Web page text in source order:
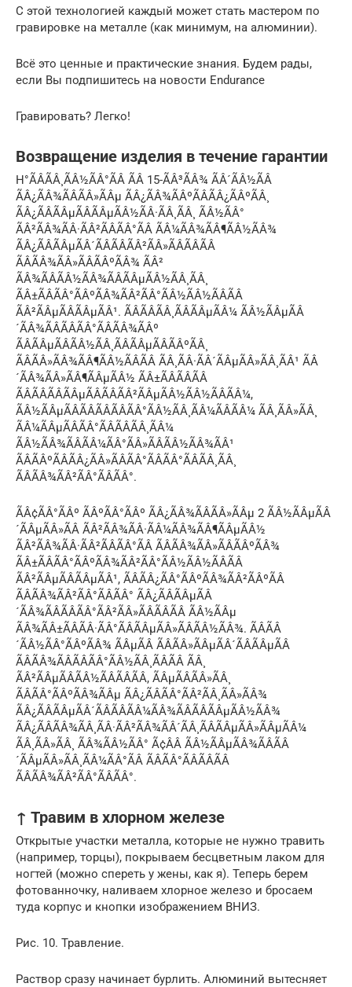
С этой технологией каждый может стать мастером по
гравировке на металле (как минимум, на алюминии).
Всё это ценные и практические знания. Будем рады,
если Вы подпишитесь на новости Endurance
Гравировать? Легко!
Возвращение изделия в течение гарантии
Н°ÃÂÃÂ¸ÃÂ½ÃÂ°ÃÂ ÃÂ 15-ÃÂ³ÃÂ¾ ÃÂ´ÃÂ½ÃÂ
ÃÂ¿ÃÂ¾ÃÂÃÂ»ÃÂµ ÃÂ¿ÃÂ¾ÃÂºÃÂÃÂ¿ÃÂºÃÂ¸
ÃÂ¿ÃÂÃÂµÃÂÃÂµÃÂ½ÃÂ·ÃÂ¸ÃÂ¸ ÃÂ½ÃÂ°
ÃÂ²ÃÂ¾ÃÂ·ÃÂ²ÃÂÃÂ°ÃÂ ÃÂ¼ÃÂ¾ÃÂ¶ÃÂ½ÃÂ¾
ÃÂ¿ÃÂÃÂµÃÂ´ÃÂÃÂÃÂ²ÃÂ»ÃÂÃÂÃÂ
ÃÂÃÂ¾ÃÂ»ÃÂÃÂºÃÂ¾ ÃÂ²
ÃÂ¾ÃÂÃÂ½ÃÂ¾ÃÂÃÂµÃÂ½ÃÂ¸ÃÂ¸
ÃÂ±ÃÂÃÂ°ÃÂºÃÂ¾ÃÂ²ÃÂ°ÃÂ½ÃÂ½ÃÂÃÂ
ÃÂ²ÃÂµÃÂÃÂµÃÂ¹. ÃÂÃÂÃÂ¸ÃÂÃÂµÃÂ¼ ÃÂ½ÃÂµÃÂ
´ÃÂ¾ÃÂÃÂÃÂ°ÃÂÃÂ¾ÃÂº
ÃÂÃÂµÃÂÃÂ½ÃÂ¸ÃÂÃÂµÃÂÃÂºÃÂ¸
ÃÂÃÂ»ÃÂ¾ÃÂ¶ÃÂ½ÃÂÃÂ ÃÂ¸ÃÂ·ÃÂ´ÃÂµÃÂ»ÃÂ¸ÃÂ¹ ÃÂ
´ÃÂ¾ÃÂ»ÃÂ¶ÃÂµÃÂ½ ÃÂ±ÃÂÃÂÃÂ
ÃÂÃÂÃÂÃÂµÃÂÃÂÃÂ²ÃÂµÃÂ½ÃÂ½ÃÂÃÂ¼,
ÃÂ½ÃÂµÃÂÃÂÃÂÃÂÃÂ°ÃÂ½ÃÂ¸ÃÂ¼ÃÂÃÂ¼ ÃÂ¸ÃÂ»ÃÂ¸
ÃÂ¼ÃÂµÃÂÃÂ°ÃÂÃÂÃÂ¸ÃÂ¼
ÃÂ½ÃÂ¾ÃÂÃÂ¼ÃÂ°ÃÂ»ÃÂÃÂ½ÃÂ¾ÃÂ¹
ÃÂÃÂºÃÂÃÂ¿ÃÂ»ÃÂÃÂ°ÃÂÃÂ°ÃÂÃÂ¸ÃÂ¸
ÃÂÃÂ¾ÃÂ²ÃÂ°ÃÂÃÂ°.
ÃÂ¢ÃÂ°ÃÂº ÃÂºÃÂ°ÃÂº ÃÂ¿ÃÂ¾ÃÂÃÂ»ÃÂµ 2 ÃÂ½ÃÂµÃÂ
´ÃÂµÃÂ»ÃÂ ÃÂ²ÃÂ¾ÃÂ·ÃÂ¼ÃÂ¾ÃÂ¶ÃÂµÃÂ½
ÃÂ²ÃÂ¾ÃÂ·ÃÂ²ÃÂÃÂ°ÃÂ ÃÂÃÂ¾ÃÂ»ÃÂÃÂºÃÂ¾
ÃÂ±ÃÂÃÂ°ÃÂºÃÂ¾ÃÂ²ÃÂ°ÃÂ½ÃÂ½ÃÂÃÂ
ÃÂ²ÃÂµÃÂÃÂµÃÂ¹, ÃÂÃÂ¿ÃÂ°ÃÂºÃÂ¾ÃÂ²ÃÂºÃÂ
ÃÂÃÂ¾ÃÂ²ÃÂ°ÃÂÃÂ° ÃÂ¿ÃÂÃÂµÃÂ
´ÃÂ¾ÃÂÃÂÃÂ°ÃÂ²ÃÂ»ÃÂÃÂÃÂ ÃÂ½ÃÂµ
ÃÂ¾ÃÂ±ÃÂÃÂ·ÃÂ°ÃÂÃÂµÃÂ»ÃÂÃÂ½ÃÂ¾. ÃÂÃÂ
´ÃÂ½ÃÂ°ÃÂºÃÂ¾ ÃÂµÃÂ ÃÂÃÂ»ÃÂµÃÂ´ÃÂÃÂµÃÂ
ÃÂÃÂ¾ÃÂÃÂÃÂ°ÃÂ½ÃÂ¸ÃÂÃÂ ÃÂ¸
ÃÂ²ÃÂµÃÂÃÂ½ÃÂÃÂÃÂ, ÃÂµÃÂÃÂ»ÃÂ¸
ÃÂÃÂ°ÃÂºÃÂ¾ÃÂµ ÃÂ¿ÃÂÃÂ°ÃÂ²ÃÂ¸ÃÂ»ÃÂ¾
ÃÂ¿ÃÂÃÂµÃÂ´ÃÂÃÂÃÂ¼ÃÂ¾ÃÂÃÂÃÂµÃÂ½ÃÂ¾
ÃÂ¿ÃÂÃÂ¾ÃÂ¸ÃÂ·ÃÂ²ÃÂ¾ÃÂ´ÃÂ¸ÃÂÃÂµÃÂ»ÃÂµÃÂ¼
ÃÂ¸ÃÂ»ÃÂ¸ ÃÂ¾ÃÂ½ÃÂ° Ã¢ÂÂ ÃÂ½ÃÂµÃÂ¾ÃÂÃÂ
´ÃÂµÃÂ»ÃÂ¸ÃÂ¼ÃÂ°ÃÂ ÃÂÃÂ°ÃÂÃÂÃÂ
ÃÂÃÂ¾ÃÂ²ÃÂ°ÃÂÃÂ°.
↑ Травим в хлорном железе
Открытые участки металла, которые не нужно травить
(например, торцы), покрываем бесцветным лаком для
ногтей (можно спереть у жены, как я). Теперь берем
фотованночку, наливаем хлорное железо и бросаем
туда корпус и кнопки изображением ВНИЗ.
Рис. 10. Травление.
Раствор сразу начинает бурлить. Алюминий вытесняет